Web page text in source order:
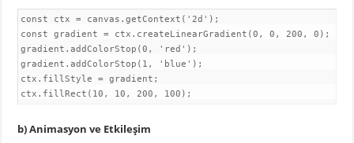
const ctx = canvas.getContext('2d');
const gradient = ctx.createLinearGradient(0, 0, 200, 0);
gradient.addColorStop(0, 'red');
gradient.addColorStop(1, 'blue');
ctx.fillStyle = gradient;
ctx.fillRect(10, 10, 200, 100);
b) Animasyon ve Etkileşim